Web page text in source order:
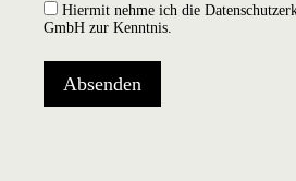
Hiermit nehme ich die
GmbH zur Kenntnis.
Absenden